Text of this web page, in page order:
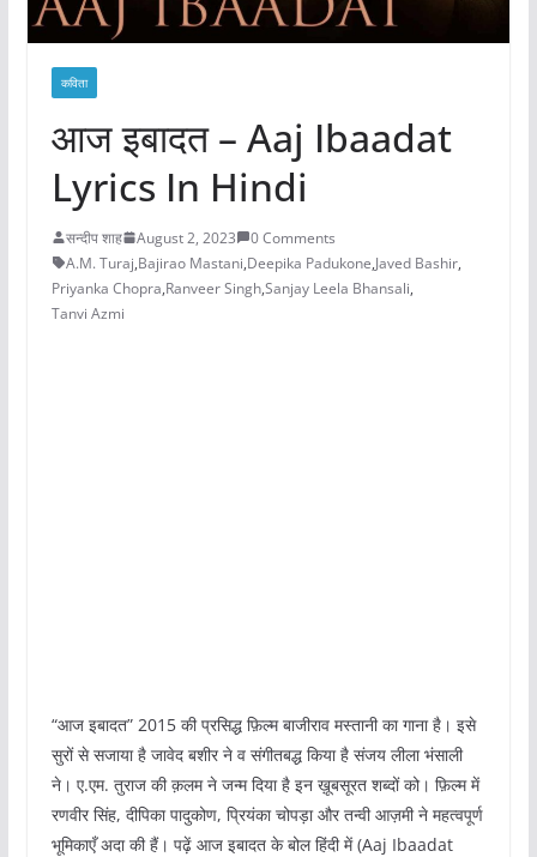
कविता
आज इबादत – Aaj Ibaadat
Lyrics In Hindi
सन्दीप शाह August 2, 2023
0 Comments
A.M. Turaj,Bajirao Mastani,Deepika Padukone,Javed Bashir,
Priyanka Chopra,Ranveer Singh,Sanjay Leela Bhansali,
Tanvi Azmi
“आज इबादत” 2015 की प्रसिद्ध फ़िल्म बाजीराव मस्तानी का गाना है। इसे
सुरों से सजाया है जावेद बशीर ने व संगीतबद्ध किया है संजय लीला भंसाली
ने। ए.एम. तुराज की क़लम ने जन्म दिया है इन ख़ूबसूरत शब्दों को। फ़िल्म में
रणवीर सिंह, दीपिका पादुकोण, प्रियंका चोपड़ा और तन्वी आज़मी ने महत्वपूर्ण
भूमिकाएँ अदा की हैं। पढ़ें आज इबादत के बोल हिंदी में (Aaj Ibaadat